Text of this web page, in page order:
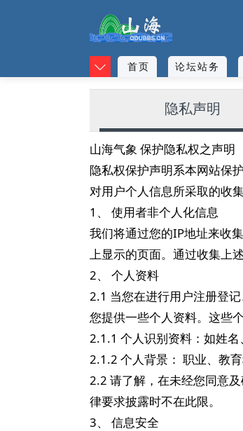
首页 论坛站务
隐私声明
山海气象 保护隐私权之声明
隐私权保护声明系本网站保
对用户个人信息所采取的收
1、 使用者非个人化信息
我们将通过您的IP地址来收
上显示的页面。通过收集上
2、 个人资料
2.1 当您在进行用户注册登
您提供一些个人资料。这些
2.1.1 个人识别资料：如姓
2.1.2 个人背景： 职业、教
2.2 请了解，在未经您同意
律要求披露时不在此限。
3、 信息安全